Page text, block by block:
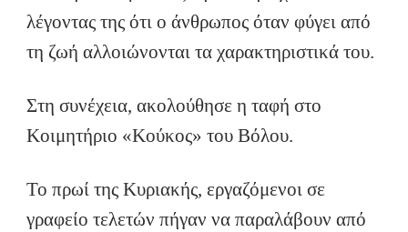
λέγοντας της ότι ο άνθρωπος όταν φύγει από
τη ζωή αλλοιώνονται τα χαρακτηριστικά του.
Στη συνέχεια, ακολούθησε η ταφή στο
Κοιμητήριο «Κούκος» του Βόλου.
Το πρωί της Κυριακής, εργαζόμενοι σε
γραφείο τελετών πήγαν να παραλάβουν από